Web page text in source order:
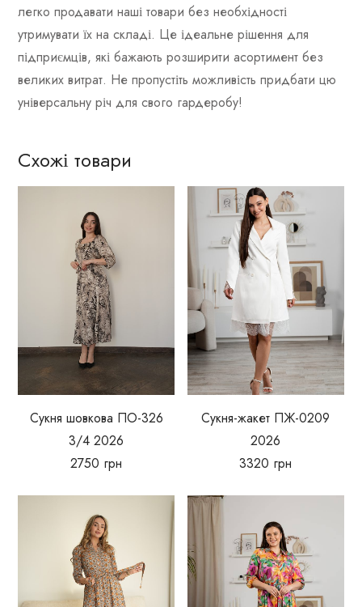
легко продавати наші товари без необхідності
утримувати їх на складі. Це ідеальне рішення для
підприємців, які бажають розширити асортимент без
великих витрат. Не пропустіть можливість придбати цю
універсальну річ для свого гардеробу!
Схожі товари
Сукня шовкова ПО-326
3/4 2026
2750 грн
Сукня-жакет ПЖ-0209
2026
3320 грн